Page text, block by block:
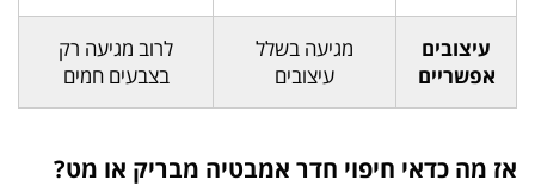
עיצובים
אפשריים
מגיעה בשלל
עיצובים
לרוב מגיעה רק
בצבעים חמים
אז מה כדאי חיפוי חדר אמבטיה מבריק או מט?